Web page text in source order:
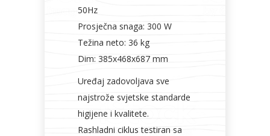
50Hz
Prosječna snaga: 300 W
Težina neto: 36 kg
Dim: 385x468x687 mm
Uređaj zadovoljava sve
najstrože svjetske standarde
higijene i kvalitete.
Rashladni ciklus testiran sa